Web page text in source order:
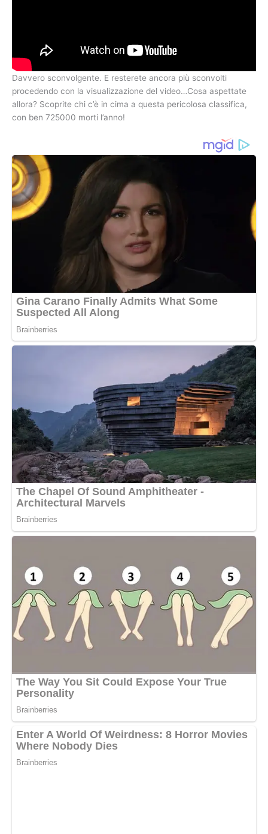
Davvero sconvolgente. E resterete ancora più sconvolti
procedendo con la visualizzazione del video…Cosa aspettate
allora? Scoprite chi c’è in cima a questa pericolosa classifica,
con ben 725000 morti l’anno!